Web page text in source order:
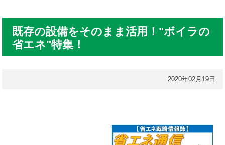
既存の設備をそのまま活用！"ボイラの
省エネ"特集！
2020年02月19日